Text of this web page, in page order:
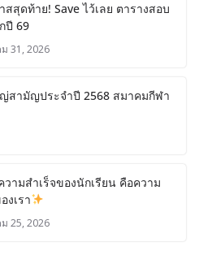
สสุดท้าย! Save ไว้เลย ตารางสอบ
ปี 69
31, 2026
สามัญประจำปี 2568 สมาคมกีฬา
วามสำเร็จของนักเรียน คือความ
งเรา
25, 2026